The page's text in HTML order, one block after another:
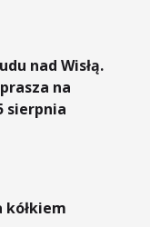
nad Wisłą.
na
sierpnia
kółkiem